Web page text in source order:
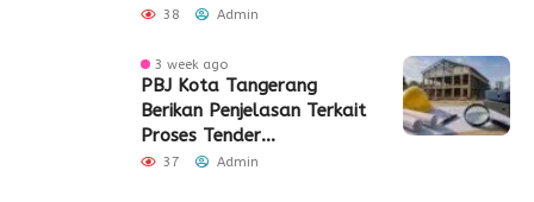
Sinergi Bangun SDM Kota
38 Admin
3 week ago
PBJ Kota Tangerang
Berikan Penjelasan Terkait
Proses Tender
Pembangunan Eks Pabrik
37 Admin